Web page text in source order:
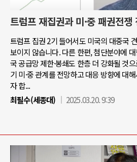
트럼프 재집권과 미·중 패권전쟁
트럼프 집권 2기 들어서도 미국의 대중국
보이지 않습니다. 다른 한편, 첨단분야에
국 공급망 제한·봉쇄도 한층 더 강화될 것
기 미·중 관계를 전망하고 대응 방향에 대
자 합...
최필수(세종대)
2025.03.20. 9:39